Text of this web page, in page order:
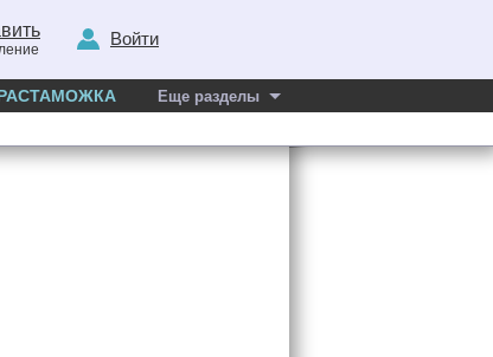
Войти
Еще разделы